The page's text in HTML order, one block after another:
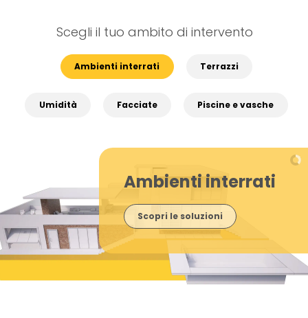
Scegli il tuo ambito di intervento
Ambienti interrati Terrazzi
Umidità Facciate Piscine e vasche
Ambienti interrati
Scopri le soluzioni